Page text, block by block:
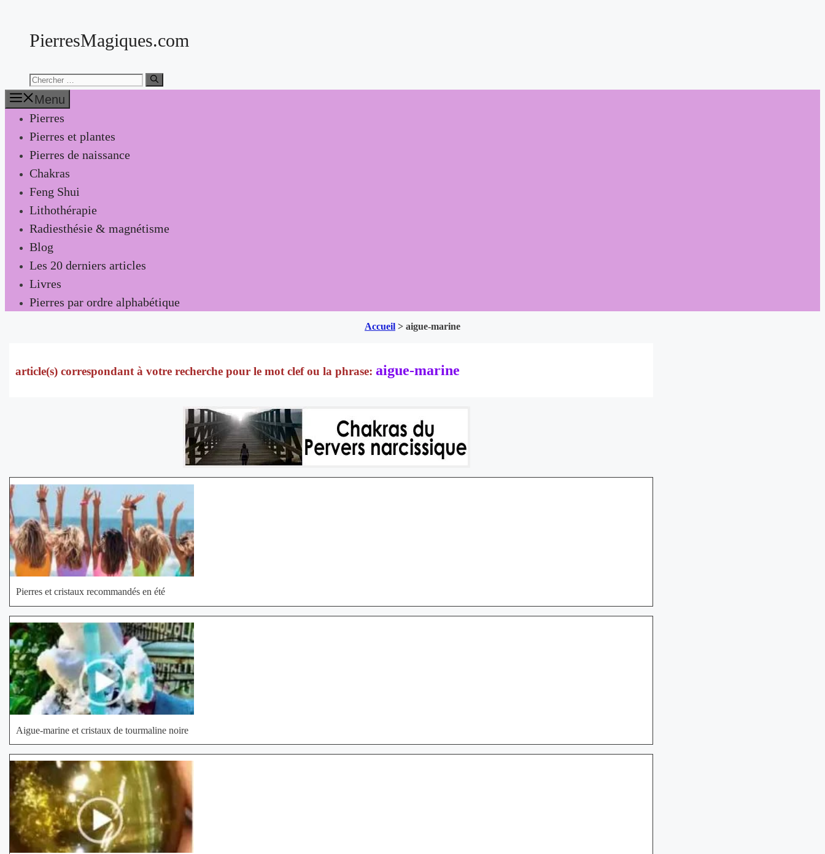
contenuPierresMagiques.com
Chercher:
Menu
Pierres
Pierres et plantes
Pierres de naissance
Chakras
Feng Shui
Lithothérapie
Radiesthésie & magnétisme
Blog
Les 20 derniers articles
Livres
Pierres par ordre alphabétique
Accueil > aigue-marine
aigue-marine
Pierres et cristaux recommandés en été
Aigue-marine et cristaux de tourmaline noire